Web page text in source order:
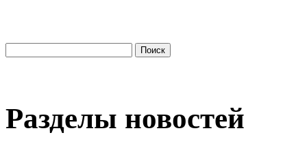
Разделы новостей